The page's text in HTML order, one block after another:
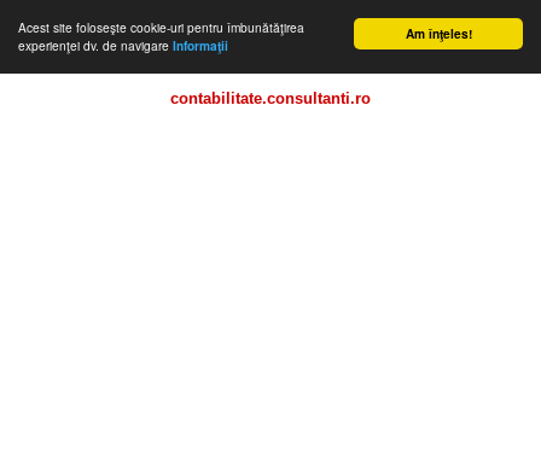
Am înţeles!
Acest site foloseşte cookie-uri pentru îmbunătăţirea
experienţei dv. de navigare Informaţii
contabilitate.consultanti.ro